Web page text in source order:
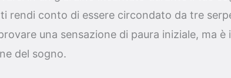
rendi conto di essere circondato da tre
una sensazione di paura iniziale, ma
del sogno.